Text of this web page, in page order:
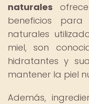
naturales
beneficios
naturales
miel, son
hidratantes y
mantener la piel
Además,